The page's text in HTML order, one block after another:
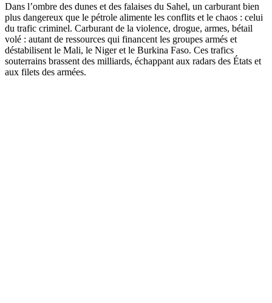
Dans l’ombre des dunes et des falaises du Sahel, un carburant bien
plus dangereux que le pétrole alimente les conflits et le chaos : celui
du trafic criminel. Carburant de la violence, drogue, armes, bétail
volé : autant de ressources qui financent les groupes armés et
déstabilisent le Mali, le Niger et le Burkina Faso. Ces trafics
souterrains brassent des milliards, échappant aux radars des États et
aux filets des armées.